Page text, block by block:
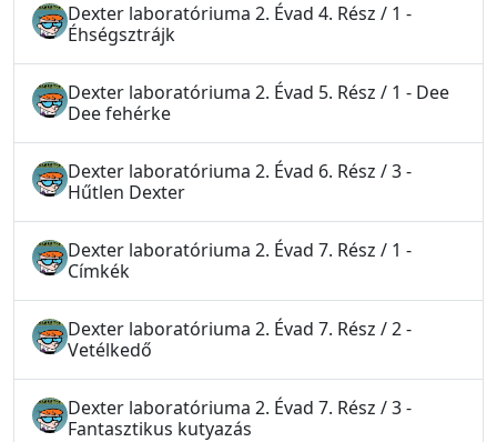
Dexter laboratóriuma 2. Évad 4. Rész / 1 -
Éhségsztrájk
Dexter laboratóriuma 2. Évad 5. Rész / 1 - Dee
Dee fehérke
Dexter laboratóriuma 2. Évad 6. Rész / 3 -
Hűtlen Dexter
Dexter laboratóriuma 2. Évad 7. Rész / 1 -
Címkék
Dexter laboratóriuma 2. Évad 7. Rész / 2 -
Vetélkedő
Dexter laboratóriuma 2. Évad 7. Rész / 3 -
Fantasztikus kutyazás